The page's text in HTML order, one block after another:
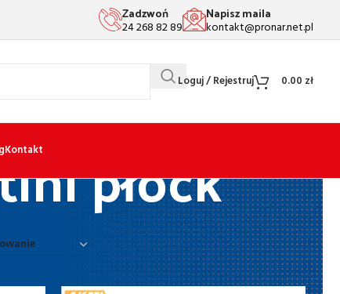
Zadzwoń
24 268 82 89
Napisz maila
kontakt@pronar.net.pl
Loguj / Rejestruj 0.00 zł
Kontakt płock